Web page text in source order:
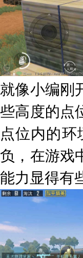
就像小编刚
些高度的点
点位内的
负，在游戏
能力显得有